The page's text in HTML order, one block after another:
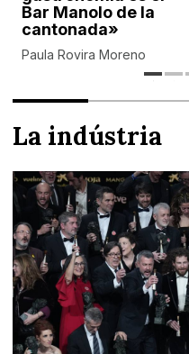
Bar Manolo de la
cantonada»
Paula Rovira Moreno
La indústria